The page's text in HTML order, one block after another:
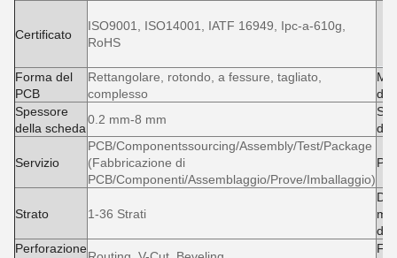
Certificato
ISO9001, ISO14001, IATF 16949, Ipc-a-610g,
RoHS
Forma del
PCB
Rettangolare, rotondo, a fessure, tagliato,
complesso
di
Spessore
della scheda
0.2 mm-8 mm
del
Servizio
PCB/Componentssourcing/Assembly/Test/Package
(Fabbricazione di
PCB/Componenti/Assemblaggio/Prove/Imballaggio)
Strato 1-36 Strati
del
Perforazione